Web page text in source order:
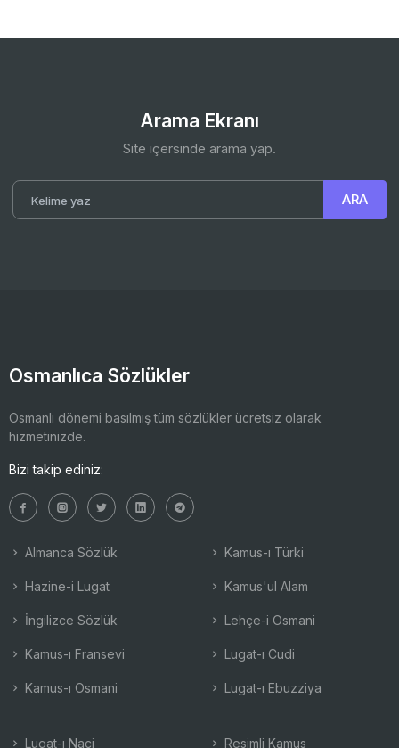
Arama Ekranı
Site içersinde arama yap.
Osmanlıca Sözlükler
Osmanlı dönemi basılmış tüm sözlükler ücretsiz olarak
hizmetinizde.
Bizi takip ediniz:
Almanca Sözlük
Hazine-i Lugat
İngilizce Sözlük
Kamus-ı Fransevi
Kamus-ı Osmani
Kamus-ı Türki
Kamus'ul Alam
Lehçe-i Osmani
Lugat-ı Cudi
Lugat-ı Ebuzziya
Lugat-ı Naci Resimli Kamus